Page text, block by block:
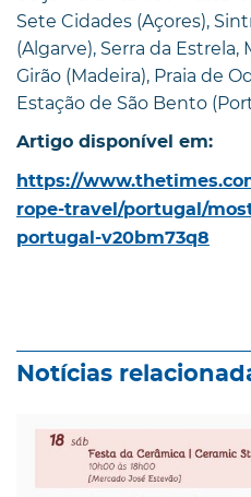
Sete Cidades (Açores),
(Algarve), Serra da Estrela,
Girão (Madeira), Praia de
Estação de São Bento
Artigo disponível em:
https://
rope-travel/portugal/
portugal-v20bm73q8
Notícias